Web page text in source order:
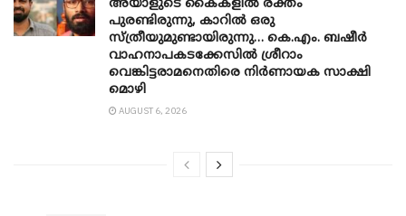
അയാളുടെ കൈകളിൽ രക്തം
പുരണ്ടിരുന്നു, കാറിൽ ഒരു
സ്ത്രീയുമുണ്ടായിരുന്നു… കെ.എം. ബഷീർ
വാഹനാപകടക്കേസിൽ ശ്രീറാം
വെങ്കിട്ടരാമനെതിരെ നിർണായക സാക്ഷി
മൊഴി
AUGUST 6, 2026